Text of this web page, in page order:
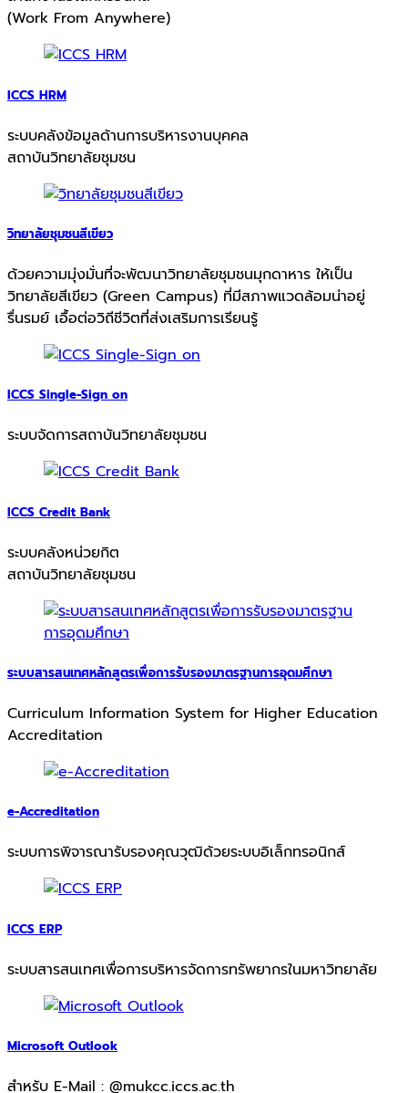
(Work From Anywhere)
ICCS HRM
ระบบคลังข้อมูลด้านการบริหารงานบุคคล
สถาบันวิทยาลัยชุมชน
วิทยาลัยชุมชนสีเขียว
ด้วยความมุ่งมั่นที่จะพัฒนาวิทยาลัยชุมชนมุกดาหาร ให้เป็น
วิทยาลัยสีเขียว (Green Campus) ที่มีสภาพแวดล้อมน่าอยู่
รื่นรมย์ เอื้อต่อวิถีชีวิตที่ส่งเสริมการเรียนรู้
ICCS Single-Sign on
ระบบจัดการสถาบันวิทยาลัยชุมชน
ICCS Credit Bank
ระบบคลังหน่วยกิต
สถาบันวิทยาลัยชุมชน
ระบบสารสนเทศหลักสูตรเพื่อการรับรองมาตรฐานการอุดมศึกษา
Curriculum Information System for Higher Education
Accreditation
e-Accreditation
ระบบการพิจารณารับรองคุณวุฒิด้วยระบบอิเล็กทรอนิกส์
ICCS ERP
ระบบสารสนเทศเพื่อการบริหารจัดการทรัพยากรในมหาวิทยาลัย
Microsoft Outlook
สำหรับ E-Mail : @mukcc.iccs.ac.th